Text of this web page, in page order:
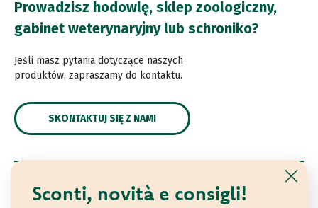
Sconti, novità e consigli!
Prowadzisz hodowlę, sklep zoologiczny,
gabinet weterynaryjny lub schroniko?
Jeśli masz pytania dotyczące naszych
produktów, zapraszamy do kontaktu.
SKONTAKTUJ SIĘ Z NAMI
© 2021 Oasy. All rights reserved.